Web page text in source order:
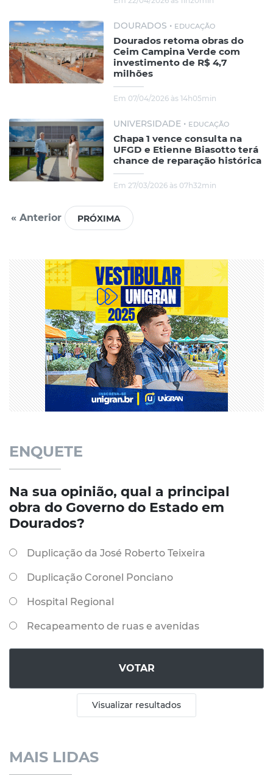
DOURADOS • EDUCAÇÃO
Dourados retoma obras do
Ceim Campina Verde com
investimento de R$ 4,7
milhões
Em 07/04/2026 às 14h05min
UNIVERSIDADE • EDUCAÇÃO
Chapa 1 vence consulta na
UFGD e Etienne Biasotto terá
chance de reparação histórica
Em 27/03/2026 às 07h32min
« Anterior
ENQUETE
Na sua opinião, qual a principal
obra do Governo do Estado em
Dourados?
Duplicação da José Roberto Teixeira
Duplicação Coronel Ponciano
Hospital Regional
Recapeamento de ruas e avenidas
VOTAR
Visualizar resultados
MAIS LIDAS